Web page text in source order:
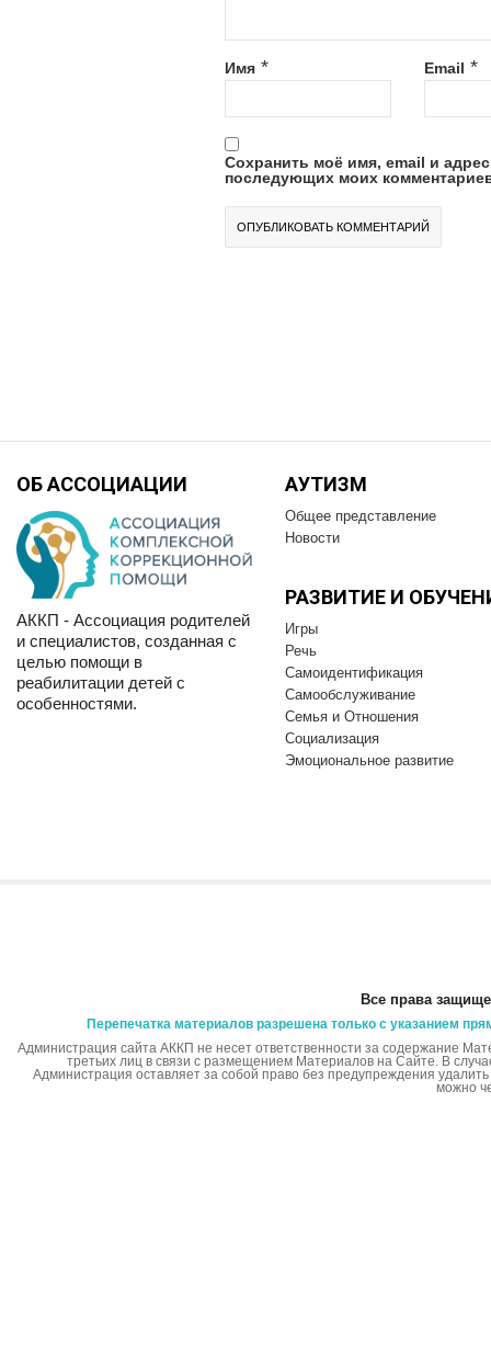
Имя * Email *
Сохранить моё имя, email и
последующих моих
ОБ АССОЦИАЦИИ
АККП - Ассоциация родителей
и специалистов, созданная с
целью помощи в
реабилитации детей с
особенностями.
АУТИЗМ
Общее представление
Новости
РАЗВИТИЕ И
Игры
Речь
Самоидентификация
Самообслуживание
Семья и Отношения
Социализация
Эмоциональное развитие
Все права
Перепечатка материалов разрешена только с указанием
Администрация сайта АККП не несет ответственности за содержание
третьих лиц в связи с размещением Материалов на Сайте. В
Администрация оставляет за собой право без предупреждения
можно